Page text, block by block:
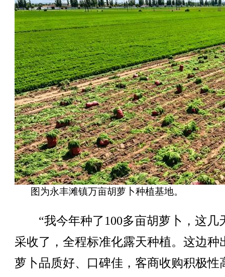
图为永丰滩镇万亩胡萝卜种植基地。
“我今年种了100多亩胡萝卜，这几
采收了，全程标准化露天种植。这边种
萝卜品质好、口碑佳，客商收购积极性